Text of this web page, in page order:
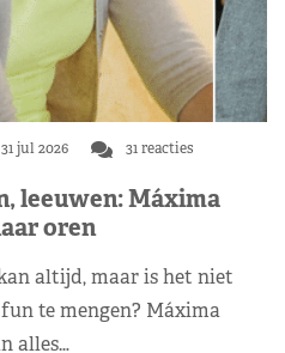
31 jul 2026 31 reacties
leeuwen: Máxima
oren
altijd, maar is het niet
te mengen? Máxima
alles…